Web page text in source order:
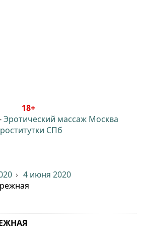
18+
Эротический массаж Москва
СПб
4 июня 2020